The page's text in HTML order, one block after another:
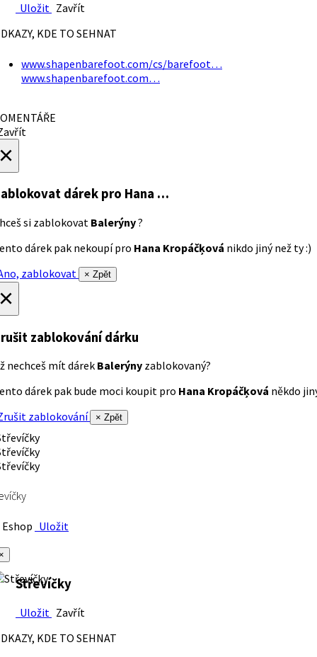
Uložit Zavřít
KDE TO SEHNAT
www.shapenbarefoot.com/cs/barefoot…
www.shapenbarefoot.com…
dárek pro Hana …
si zablokovat Balerýny?
dárek pak nekoupí pro Hana Kropáčķová nikdo jiný než ty :)
zablokovat
× Zpět
zablokování dárku
nechceš mít dárek Balerýny zablokovaný?
dárek pak bude moci koupit pro Hana Kropáčķová někdo
zablokování
× Zpět
Uložit
Střevíčky
Uložit Zavřít
KDE TO SEHNAT